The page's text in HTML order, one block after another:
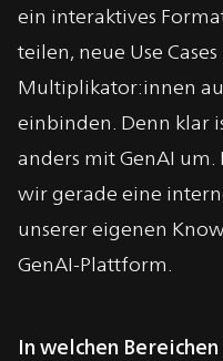
ein interaktives
teilen, neue Use
Multiplikator:innen
einbinden. Denn klar
anders mit GenAI
wir gerade eine
unserer eigenen
GenAI-Plattform.
In welchen